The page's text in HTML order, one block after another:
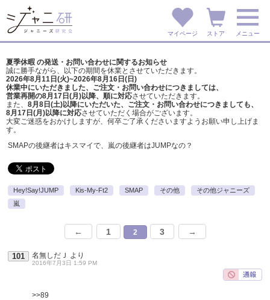
マイページ ストア メニュー
夏季休暇 の発送・お問い合わせに関するお知らせ
誠に勝手ながら、以下の期間を休業とさせていただきます。
2026年8月11日(火)~2026年8月16日(日)
休業中にいただきました、ご注文・お問い合わせにつきましては、
営業再開の8月17日(月)以降、順に対応させていただきます。
また、 8月8日(土)以降にいただいた、ご注文・ お問い合わせにつきましても、
8月17日(月)以降に対応させていただく場合がございます。
大変ご迷惑をおかけしますが、 何卒ご了承くださいますようお願い申し上げま
す。
SMAPの後継者はキスマイで、嵐の後継者はJUMPなの？
Hey!Say!JUMP Kis-My-Ft2 SMAP その他
その他ジャニーズ
嵐
← 1 2 3 →
101 名無しだＪ より
2016年7月3日 1:59 PM
>>89